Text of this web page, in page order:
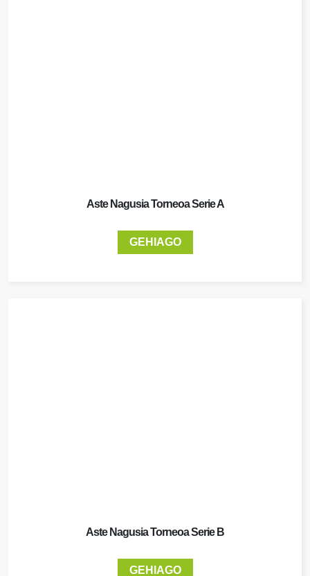
Aste Nagusia Torneoa Serie A
GEHIAGO
Aste Nagusia Torneoa Serie B
GEHIAGO